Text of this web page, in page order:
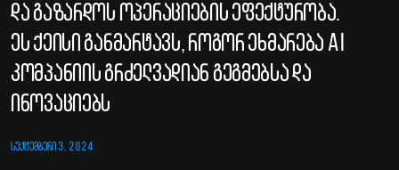
და გაზარდოს ოპერაციების ეფექტურობა.
ეს ქეისი განმარტავს, როგორ ეხმარება AI
კომპანიის გრძელვადიან გეგმებსა და
ინოვაციებს
ᲡᲔᲥᲢᲔᲛᲑᲔᲠᲘ 3, 2024